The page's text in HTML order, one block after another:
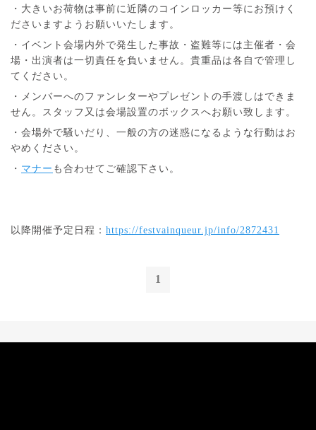
・大きいお荷物は事前に近隣のコインロッカー等にお預けく
ださいますようお願いいたします。
・イベント会場内外で発生した事故・盗難等には主催者・会
場・出演者は一切責任を負いません。貴重品は各自で管理し
てください。
・メンバーへのファンレターやプレゼントの手渡しはできま
せん。スタッフ又は会場設置のボックスへお願い致します。
・会場外で騒いだり、一般の方の迷惑になるような行動はお
やめください。
・ マナー も合わせてご確認下さい。
以降開催予定日程： https://festvainqueur.jp/info/2872431
1